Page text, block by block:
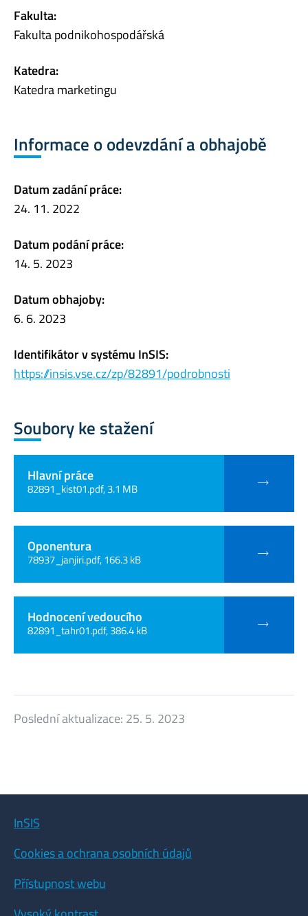
Fakulta:
Fakulta podnikohospodářská
Katedra:
Katedra marketingu
Informace o odevzdání a obhajobě
Datum zadání práce:
24. 11. 2022
Datum podání práce:
14. 5. 2023
Datum obhajoby:
6. 6. 2023
Identifikátor v systému InSIS:
https://insis.vse.cz/zp/82891/podrobnosti
Soubory ke stažení
Hlavní práce
82891_kist01.pdf, 3.1 MB
Oponentura
78937_janjiri.pdf, 166.3 kB
Hodnocení vedoucího
82891_tahr01.pdf, 386.4 kB
Poslední aktualizace: 25. 5. 2023
InSIS
Cookies a ochrana osobních údajů
Přístupnost webu